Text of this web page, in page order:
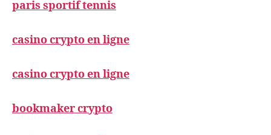
paris sportif tennis
casino crypto en ligne
casino crypto en ligne
bookmaker crypto